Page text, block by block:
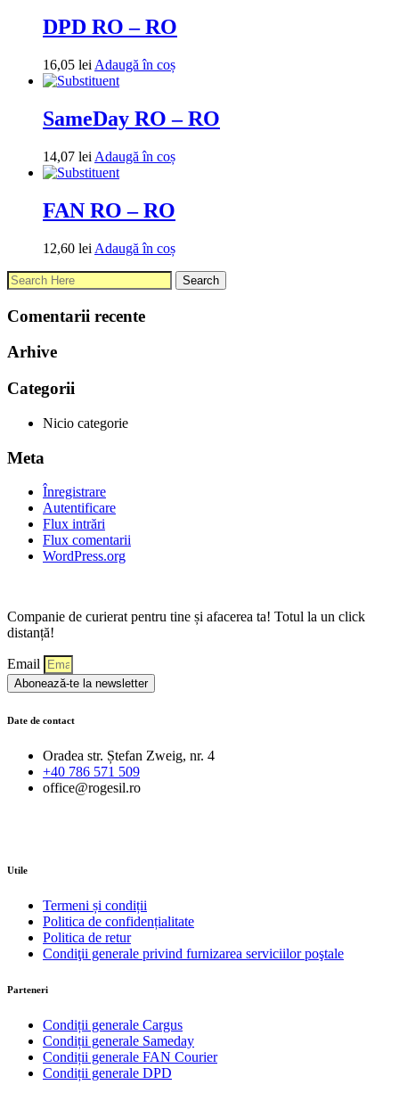
DPD RO – RO
16,05 lei Adaugă în coș
SameDay RO – RO
14,07 lei Adaugă în coș
FAN RO – RO
12,60 lei Adaugă în coș
Comentarii recente
Arhive
Categorii
Nicio categorie
Meta
Înregistrare
Autentificare
Flux intrări
Flux comentarii
WordPress.org
Companie de curierat pentru tine și afacerea ta! Totul la un click
distanță!
Email
Abonează-te la newsletter
Date de contact
Oradea str. Ștefan Zweig, nr. 4
+40 786 571 509
office@rogesil.ro
Utile
Termeni și condiții
Politica de confidențialitate
Politica de retur
Condiţii generale privind furnizarea serviciilor poştale
Parteneri
Condiții generale Cargus
Condiții generale Sameday
Condiții generale FAN Courier
Condiții generale DPD